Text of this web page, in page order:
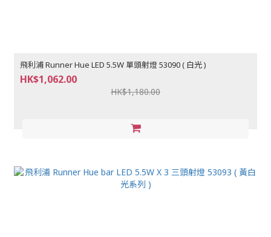
飛利浦 Runner Hue LED 5.5W 單頭射燈 53090 ( 白光 )
HK$1,062.00
HK$1,180.00